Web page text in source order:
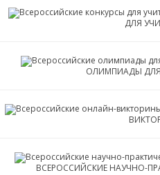
ДЛЯ
ОЛИМПИАДЫ
ВСЕРОССИЙСКИЕ НАУЧНО-